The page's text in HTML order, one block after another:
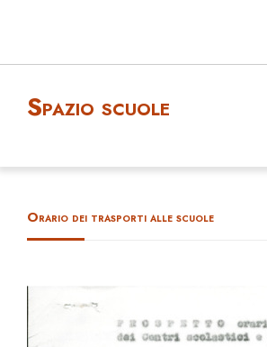
Spazio scuole
Orario dei trasporti alle scuole